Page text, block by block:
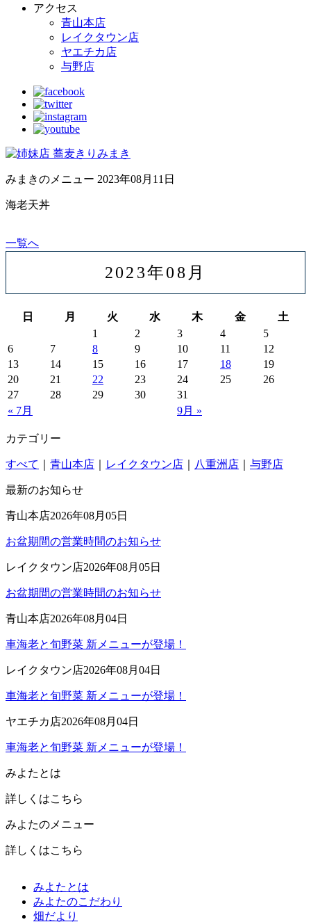
アクセス
青山本店
レイクタウン店
ヤエチカ店
与野店
みまきのメニュー 2023年08月11日
海老天丼
一覧へ
2023年08月
日 月 火 水 木 金 土
« 7月 9月 »
1 2 3 4
5
6
7 8 9 10 11
12
13
14 15 16 17 18
19
20
21 22 23 24 25
26
27
28 29 30 31
カテゴリー
すべて 青山本店 レイクタウン店 八重洲店 与野店
最新のお知らせ
青山本店2026年08月05日
お盆期間の営業時間のお知らせ
レイクタウン店2026年08月05日
お盆期間の営業時間のお知らせ
青山本店2026年08月04日
車海老と旬野菜 新メニューが登場！
レイクタウン店2026年08月04日
車海老と旬野菜 新メニューが登場！
ヤエチカ店2026年08月04日
車海老と旬野菜 新メニューが登場！
みよたとは
詳しくはこちら
みよたのメニュー
詳しくはこちら
みよたとは
みよたのこだわり
畑だより